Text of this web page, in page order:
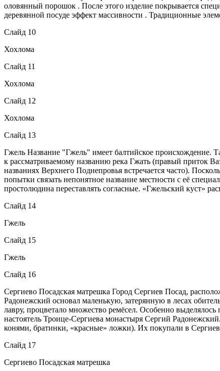
оловянный порошок . После этого изделие покрывается
деревянной посуде эффект массивности . Традиционные
Слайд 10
Хохлома
Слайд 11
Хохлома
Слайд 12
Хохлома
Слайд 13
Гжель Название "Гжель" имеет балтийское происхождение.
к рассматриваемому названию река Гжать (правый приток
названиях Верхнего Поднепровья встречается часто).
попытки связать непонятное название местности с её
простолюдина переставлять согласные. «Гжельский
Слайд 14
Гжель
Слайд 15
Гжель
Слайд 16
Сергиево Посадская матрешка Город Сергиев Посад,
Радонежский основал маленькую, затерянную в лесах
лавру, процветало множество ремёсел. Особенно
настоятель Троице-Сергиева монастыря Сергий
конями, братинки, «красные» ложки). Их покупали в
Слайд 17
Сергиево Посадская матрешка